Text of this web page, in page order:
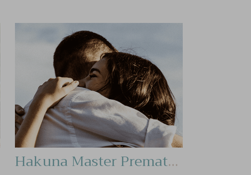
Hakuna Master Prematrimonial